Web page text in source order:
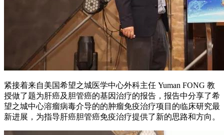
紧接着来自美国希望之城医学中心外科主任 Yuman FONG 教
授做了题为肝癌及胆管癌的基因治疗的报告，报告中分享了希
望之城中心溶瘤病毒介导的的肿瘤免疫治疗项目的临床研究最
新进展，为指导肝癌胆管癌免疫治疗提供了新的思路和方向。